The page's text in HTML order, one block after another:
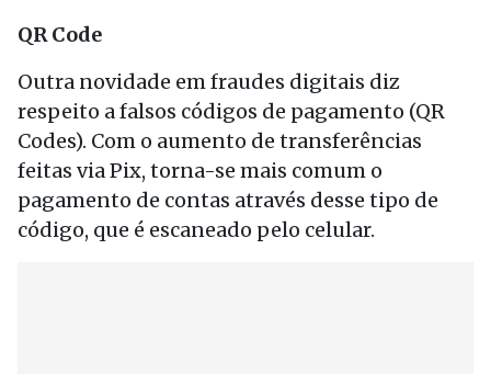
QR Code
Outra novidade em fraudes digitais diz
respeito a falsos códigos de pagamento (QR
Codes). Com o aumento de transferências
feitas via Pix, torna-se mais comum o
pagamento de contas através desse tipo de
código, que é escaneado pelo celular.